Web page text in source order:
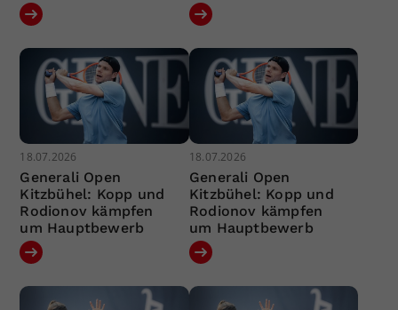
18.07.2026
Generali Open
Kitzbühel: Kopp und
Rodionov kämpfen
um Hauptbewerb
18.07.2026
Generali Open
Kitzbühel: Kopp und
Rodionov kämpfen
um Hauptbewerb